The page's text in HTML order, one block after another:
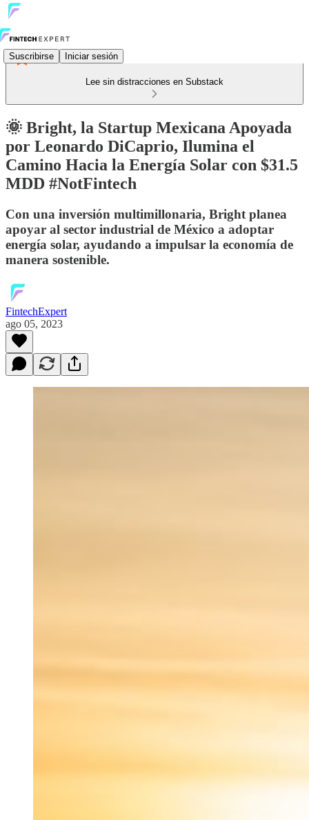
Suscribirse Iniciar sesión
Lee sin distracciones en Substack
🌞 Bright, la Startup Mexicana Apoyada
por Leonardo DiCaprio, Ilumina el
Camino Hacia la Energía Solar con $31.5
MDD #NotFintech
Con una inversión multimillonaria, Bright planea
apoyar al sector industrial de México a adoptar
energía solar, ayudando a impulsar la economía de
manera sostenible.
FintechExpert
ago 05, 2023